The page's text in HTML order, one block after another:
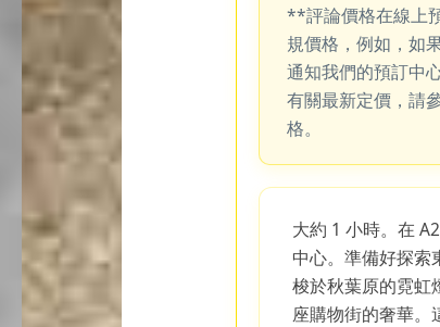
**評論價格在線上
規價格，例如，如
通知我們的預訂中
有關最新定價，請
格。
大約 1 小時。在
中心。準備好探索
梭於秋葉原的霓虹
座購物街的奢華。